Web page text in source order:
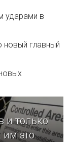
ударами в
главный
и только
им это